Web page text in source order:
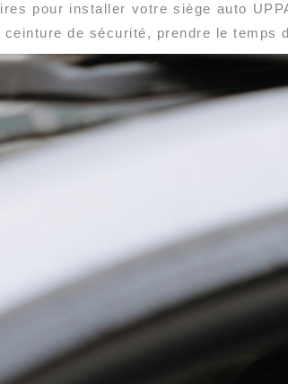
pour installer votre siège auto
de sécurité, prendre le